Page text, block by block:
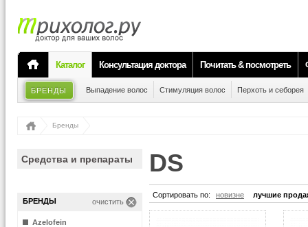
Каталог Консультация доктора Почитать & посмотреть
БРЕНДЫ Выпадение волос Стимуляция волос Перхоть и себорея
Бренды
Средства и препараты
очистить
БРЕНДЫ
Azelofein
DS
Сортировать по: новизне лучшие